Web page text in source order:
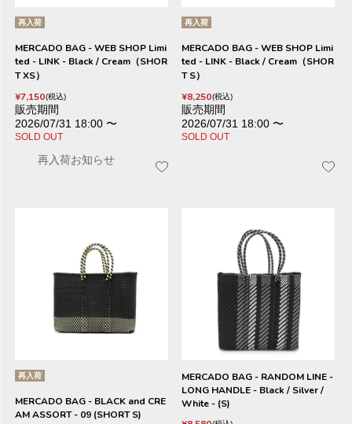
再入荷
MERCADO BAG - WEB SHOP Limi
ted - LINK - Black / Cream（SHOR
T XS）
¥7,150 税込
販売期間
2026/07/31 18:00 〜
SOLD OUT
再入荷お知らせ
再入荷
MERCADO BAG - WEB SHOP Limi
ted - LINK - Black / Cream（SHOR
T S）
¥8,250 税込
販売期間
2026/07/31 18:00 〜
SOLD OUT
再入荷
MERCADO BAG - BLACK and CRE
AM ASSORT - 09 (SHORT S)
MERCADO BAG - RANDOM LINE -
LONG HANDLE - Black / Silver /
White - (S)